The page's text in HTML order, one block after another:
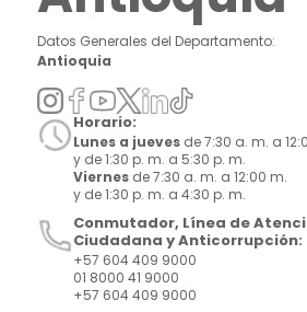
Datos Generales del Departamento:
Antioquia
Horario:
Lunes a jueves de 7:30 a. m. a
y de 1:30 p. m. a 5:30 p. m.
Viernes de 7:30 a. m. a 12:00 m.
y de 1:30 p. m. a 4:30 p. m.
Conmutador, Línea de
Ciudadana y Anticorrupción:
+57 604 409 9000
01 8000 41 9000
+57 604 409 9000